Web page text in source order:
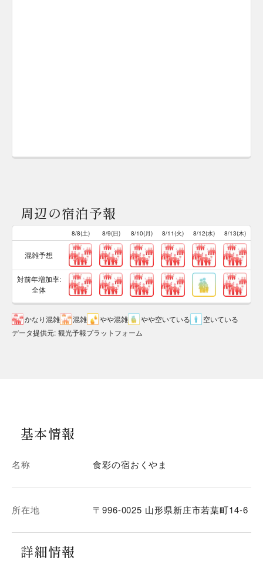
周辺の宿泊予報
8/8(土) 8/9(日) 8/10(月) 8/11(火) 8/12(水) 8/13(木)
混雑予想
対前年増加率:
全体
かなり混雑 混雑 やや混雑 やや空いている
空いている
データ提供元: 観光予報プラットフォーム
基本情報
名称 食彩の宿おくやま
所在地 〒996-0025 山形県新庄市若葉町14-6
詳細情報